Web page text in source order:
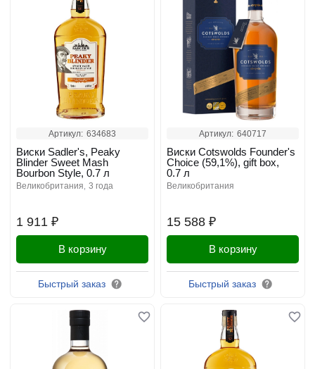
Артикул: 634683
1 911 ₽
Виски Sadler's, Peaky
Blinder Sweet Mash
Bourbon Style, 0.7 л
великобритания 3 года
В корзину
Быстрый заказ
Артикул: 640717
15 588 ₽
Виски Cotswolds Founder's
Choice (59,1%), gift box,
0.7 л
великобритания
В корзину
Быстрый заказ